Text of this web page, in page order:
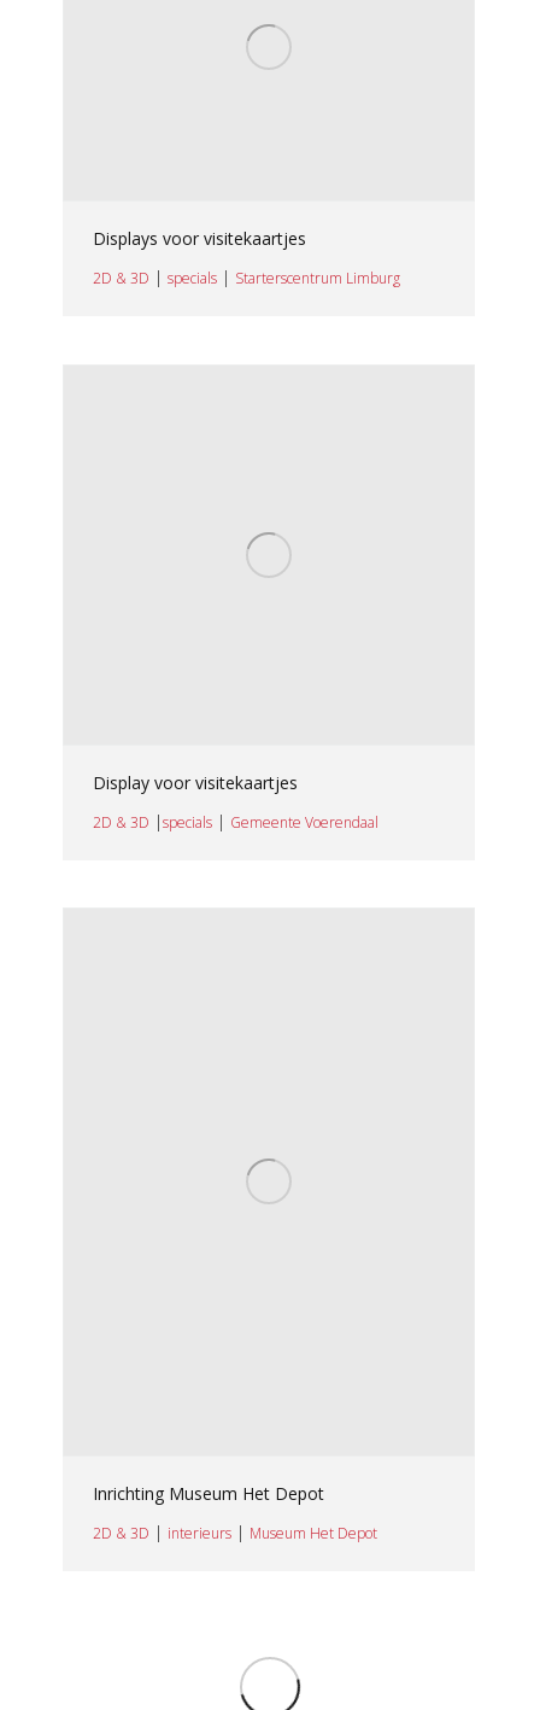
Displays voor visitekaartjes
2D & 3D |specials | Starterscentrum Limburg
Display voor visitekaartjes
2D & 3D |specials | Gemeente Voerendaal
Inrichting Museum Het Depot
2D & 3D | interieurs | Museum Het Depot